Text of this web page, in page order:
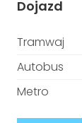
Dojazd
Tramwaj
Autobus
Metro